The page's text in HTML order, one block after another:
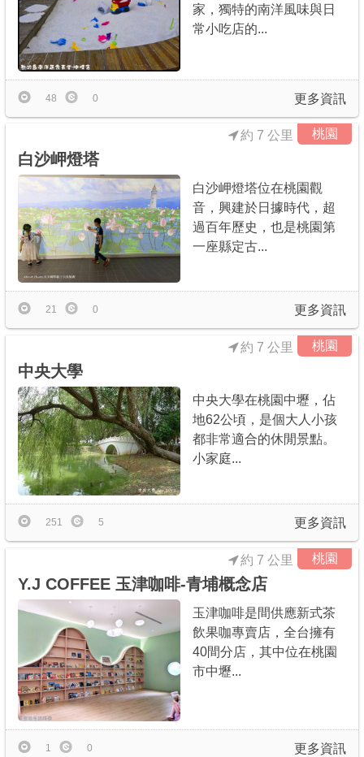
家，獨特的南洋風味與日
常小吃店的...
更多資訊
48 0
桃園
白沙岬燈塔
約 7 公里
白沙岬燈塔位在桃園觀
音，興建於日據時代，超
過百年歷史，也是桃園第
一座縣定古...
更多資訊
21 0
桃園
中央大學
約 7 公里
中央大學在桃園中壢，佔
地62公頃，是個大人小孩
都非常適合的休閒景點。
小家庭...
更多資訊
251 5
桃園
Y.J COFFEE 玉津咖啡-青埔概念店
約 7 公里
玉津咖啡是間供應新式茶
飲果咖專賣店，全台擁有
40間分店，其中位在桃園
市中壢...
更多資訊
1 0